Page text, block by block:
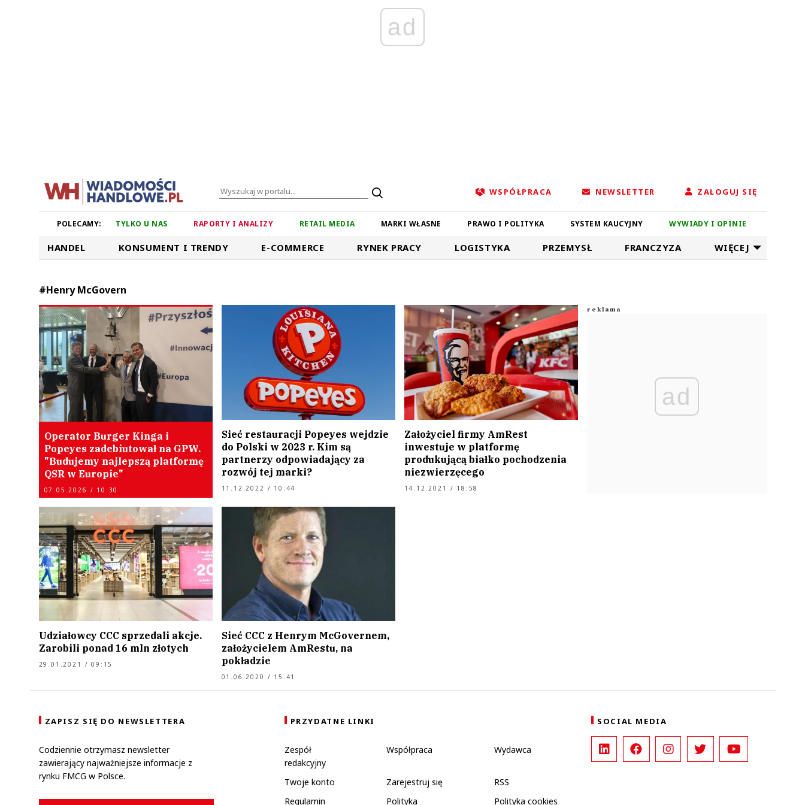
ad
WSPÓŁPRACA NEWSLETTER ZALOGUJ SIĘ
POLECAMY: TYLKO U NAS RAPORTY I ANALIZY RETAIL MEDIA MARKI WŁASNE PRAWO I POLITYKA SYSTEM KAUCYJNY WYWIADY I OPINIE
HANDEL KONSUMENT I TRENDY E-COMMERCE RYNEK PRACY LOGISTYKA PRZEMYSŁ FRANCZYZA WIĘCEJ
#Henry McGovern
Operator Burger Kinga i
Popeyes zadebiutował na GPW.
"Budujemy najlepszą platformę
QSR w Europie"
07.05.2026 / 10:30
Sieć restauracji Popeyes wejdzie
do Polski w 2023 r. Kim są
partnerzy odpowiadający za
rozwój tej marki?
11.12.2022 / 10:44
Założyciel firmy AmRest
inwestuje w platformę
produkującą białko pochodzenia
niezwierzęcego
14.12.2021 / 18:58
Udziałowcy CCC sprzedali akcje.
Zarobili ponad 16 mln złotych
29.01.2021 / 09:15
Sieć CCC z Henrym McGovernem,
założycielem AmRestu, na
pokładzie
01.06.2020 / 15:41
ad
ZAPISZ SIĘ DO NEWSLETTERA
Codziennie otrzymasz newsletter
zawierający najważniejsze informacje z
rynku FMCG w Polsce.
PRZYDATNE LINKI
Zespół
redakcyjny
Współpraca Wydawca
Twoje konto Zarejestruj się
RSS
Regulamin
Polityka Polityka cookies
SOCIAL MEDIA